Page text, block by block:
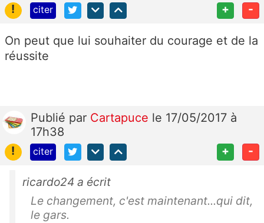
!
citer + -
On peut que lui souhaiter du courage et de la
réussite
Publié par Cartapuce le 17/05/2017 à
17h38
!
citer + -
ricardo24 a écrit
Le changement, c'est maintenant...qui dit,
le gars.